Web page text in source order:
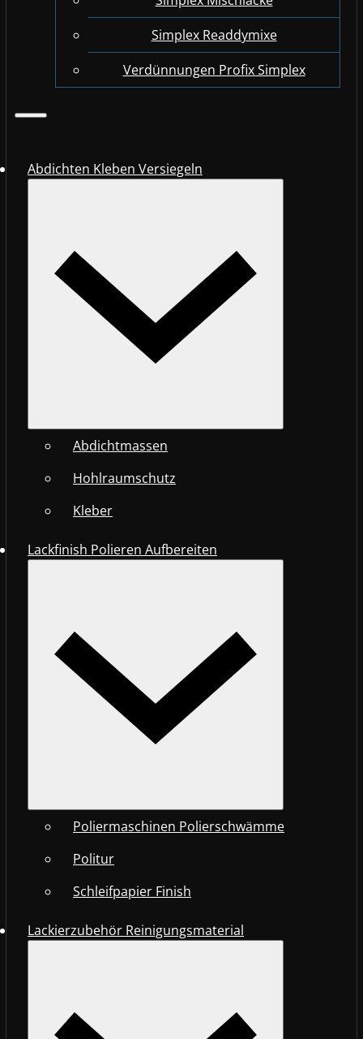
Simplex Readdymixe
Verdünnungen Profix Simplex
Abdichten Kleben Versiegeln
Abdichtmassen
Hohlraumschutz
Kleber
Lackfinish Polieren Aufbereiten
Poliermaschinen Polierschwämme
Politur
Schleifpapier Finish
Lackierzubehör Reinigungsmaterial